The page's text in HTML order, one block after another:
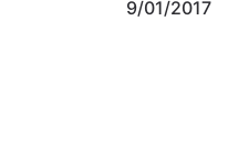
9/01/2017